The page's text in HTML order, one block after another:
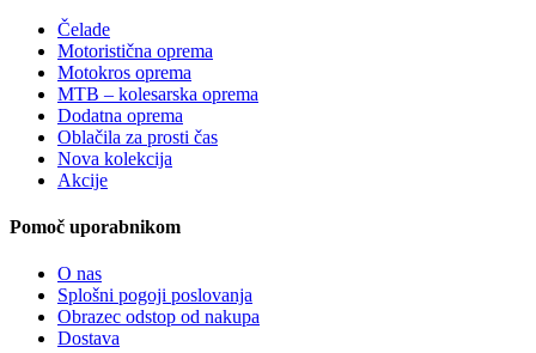
Čelade
Motoristična oprema
Motokros oprema
MTB – kolesarska oprema
Dodatna oprema
Oblačila za prosti čas
Nova kolekcija
Akcije
Pomoč uporabnikom
O nas
Splošni pogoji poslovanja
Obrazec odstop od nakupa
Dostava